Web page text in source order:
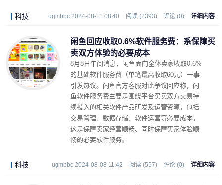
科技 ugmbbc 2024-08-11 08:40 阅读 (2393) 评论 (0) 详细内容
闲鱼回应收取0.6%软件服务费：系保障买
卖双方体验的必要成本
8月8日午间消息，闲鱼面向全体卖家收取0.6%
的基础软件服务费（单笔最高收取60元）一事
引发热议。闲鱼官方客服对此争议回应称，闲
鱼软件服务费主要是围绕平台买卖双方交易持
续投入的相关软件产品研发及运营资源，包括
交易管理、数据存储、软件运营等必要成本，
这是保障卖家经营顺畅、同时保障买家体验顺
畅的必要软件服务。
科技 ugmbbc 2024-08-08 11:42 阅读 (557) 评论 (0) 详细内容